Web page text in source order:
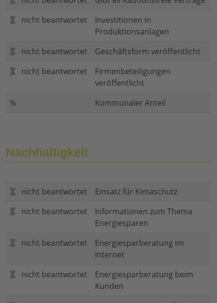
nicht beantwortet
Investitionen in
Produktionsanlagen
nicht beantwortet
Geschäftsform veröffentlicht
nicht beantwortet
Firmenbeteiligungen
veröffentlicht
%
Kommunaler Anteil
Nachhaltigkeit
nicht beantwortet
Einsatz für Kimaschutz
nicht beantwortet
Informationen zum Thema
Energiesparen
nicht beantwortet
Energiesparberatung im
Internet
nicht beantwortet
Energiesparberatung beim
Kunden